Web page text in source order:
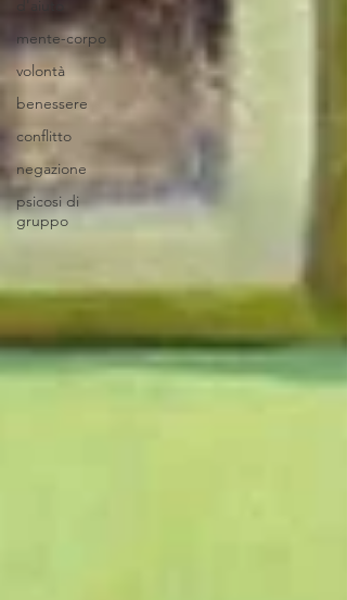
mente-corpo
volontà
benessere
conflitto
negazione
psicosi di
gruppo